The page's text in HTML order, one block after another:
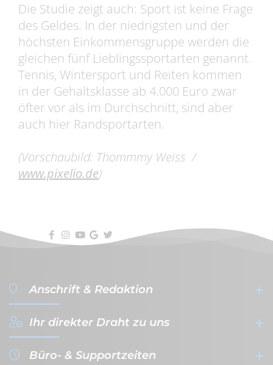
Die Studie zeigt auch: Sport ist keine Frage
des Geldes. In der niedrigsten und der
höchsten Einkommensgruppe werden die
gleichen fünf Lieblingssportarten genannt.
Tennis, Wintersport und Reiten kommen
in der Gehaltsklasse ab 4.000 Euro zwar
öfter vor als im Durchschnitt, sind aber
auch hier Randsportarten.
(Vorschaubild: Thommmy Weiss /
www.pixelio.de)
Anschrift & Redaktion
filterVERLAG GmbH & Co. KG
- Werbeagentur & Verlag -
Ihr direkter Draht zu uns
Büro- & Supportzeiten